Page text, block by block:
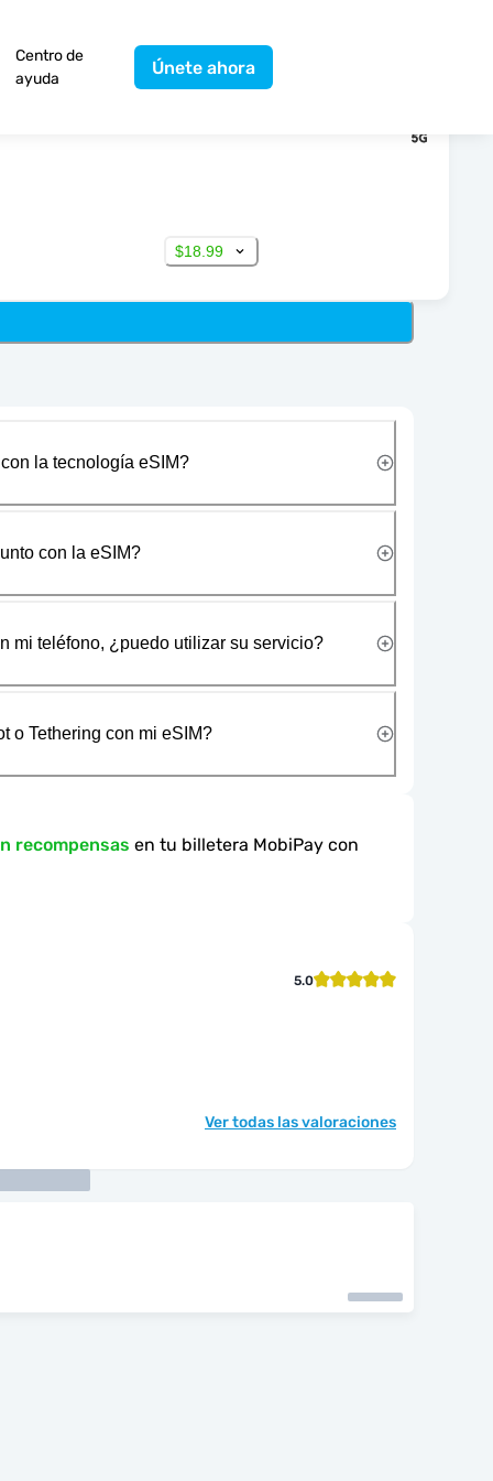
Centro de
ayuda
Únete ahora
$18.99
la tecnología eSIM?
con la eSIM?
mi teléfono, ¿puedo utilizar su servicio?
o Tethering con mi eSIM?
recompensas en tu billetera MobiPay con
5.0
Ver todas las valoraciones